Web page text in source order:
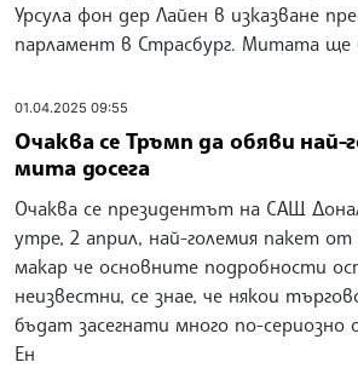
Урсула фон дер Лайен в изказване
парламент в Страсбург. Митата ще
01.04.2025 09:55
Очаква се Тръмп да обяви най-
мита досега
Очаква се президентът на САЩ
утре, 2 април, най-големия пакет от
макар че основните подробности
неизвестни, се знае, че някои
бъдат засегнати много по-сериозно
Ен